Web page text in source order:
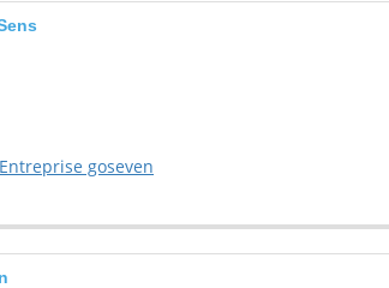
Entreprise goseven